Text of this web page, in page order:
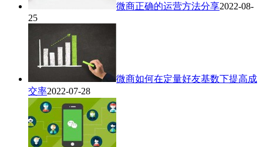
微商正确的运营方法分享2022-08-
25
微商如何在定量好友基数下提高成
交率2022-07-28